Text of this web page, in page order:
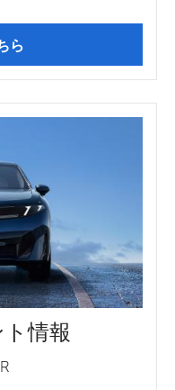
ら
情報